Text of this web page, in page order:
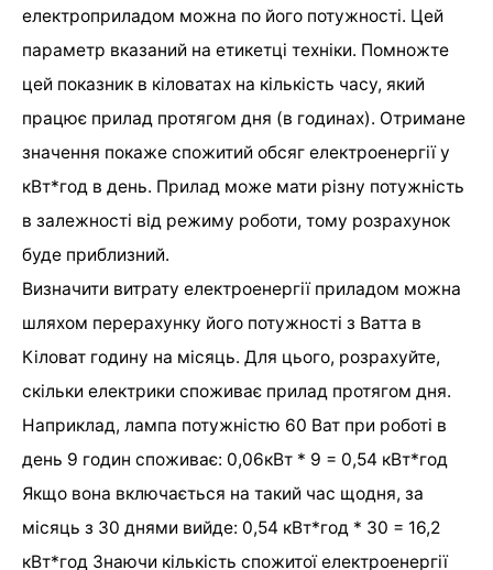
електроприладом можна по його потужності. Цей
параметр вказаний на етикетці техніки. Помножте
цей показник в кіловатах на кількість часу, який
працює прилад протягом дня (в годинах). Отримане
значення покаже спожитий обсяг електроенергії у
кВт*год в день. Прилад може мати різну потужність
в залежності від режиму роботи, тому розрахунок
буде приблизний.
Визначити витрату електроенергії приладом можна
шляхом перерахунку його потужності з Ватта в
Кіловат годину на місяць. Для цього, розрахуйте,
скільки електрики споживає прилад протягом дня.
Наприклад, лампа потужністю 60 Ват при роботі в
день 9 годин споживає: 0,06кВт * 9 = 0,54 кВт*год
Якщо вона включається на такий час щодня, за
місяць з 30 днями вийде: 0,54 кВт*год * 30 = 16,2
кВт*год Знаючи кількість спожитої електроенергії